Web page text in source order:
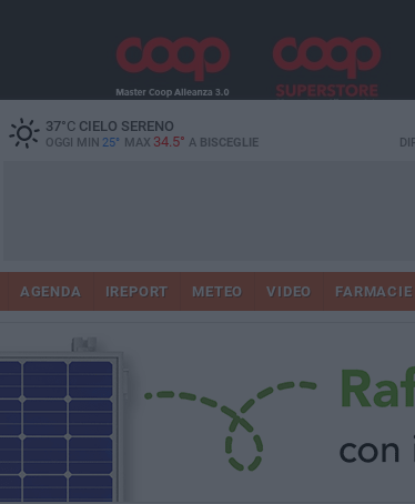
37°CCIELO SERENO
OGGI MIN 25° MAX 34.5° A BISCEGLIE
AGENDA IREPORT METEO VIDEO FARMACIE